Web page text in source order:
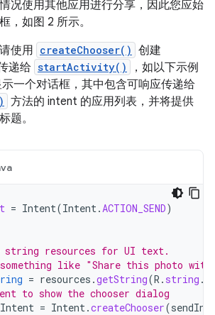
况使用其他应用进行分享，因此您应始
，如图 2 所示。
使用 createChooser() 创建
递给 startActivity()
，如以下示例
一个对话框，其中包含可响应传递给
方法的 intent 的应用列表，并将提供
题。
= Intent(Intent.ACTION_SEND)
string resources for UI text.
like "Share this photo
= resources .getString(R . string .
to show the chooser dialog
Intent = Intent.createChooser(